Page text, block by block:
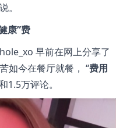
。
康”费
早前在网上分享了
如今在餐厅就餐， “费用
1.5万评论。